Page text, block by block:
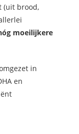
(uit brood,
moeilijkere
in
en